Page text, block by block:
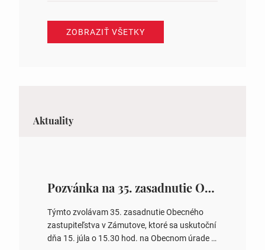
ZOBRAZIŤ VŠETKY
Aktuality
Pozvánka na 35. zasadnutie OZ v Zámutove
Týmto zvolávam 35. zasadnutie Obecného
zastupiteľstva v Zámutove, ktoré sa uskutoční
dňa 15. júla o 15.30 hod. na Obecnom úrade v